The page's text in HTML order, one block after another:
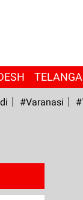
#Varanasi